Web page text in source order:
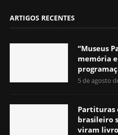
ARTIGOS RECENTES
“Museus
memória
5 de agosto
Partituras
brasileiro
viram